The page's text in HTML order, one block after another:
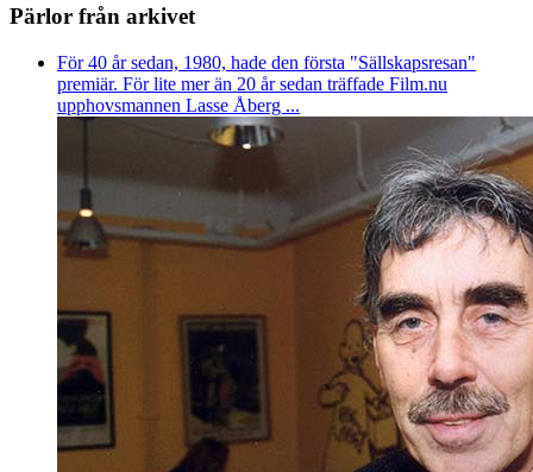
Pärlor från arkivet
För 40 år sedan, 1980, hade den första "Sällskapsresan"
premiär. För lite mer än 20 år sedan träffade Film.nu
upphovsmannen Lasse Åberg ...